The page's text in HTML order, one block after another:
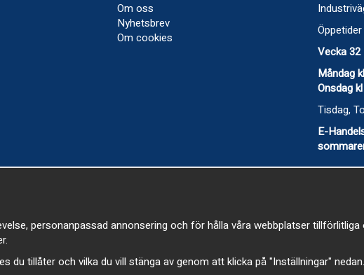
Om oss
Nyhetsbrev
Om cookies
Öppetider
Vecka 32
Måndag
Onsdag
Tisdag,
E-
personanpassad annonsering och för hålla våra webbplatser
du tillåter och vilka du vill stänga av genom att klicka på "Inställningar" nedan.